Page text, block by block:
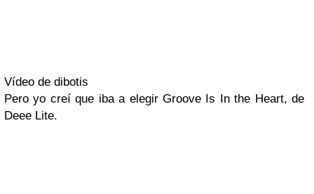
Vídeo de dibotis
Pero yo creí que iba a elegir Groove Is In the Heart, de
Deee Lite.